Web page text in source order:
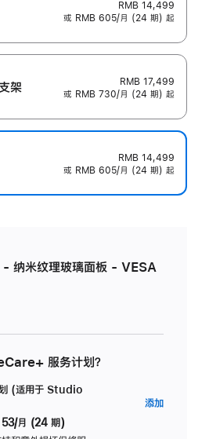
RMB 14,499
或 RMB 605/月 (24 期) 起
架
RMB 17,499
或 RMB 730/月 (24 期) 起
RMB 14,499
或 RMB 605/月 (24 期) 起
米纹理玻璃面板 - VESA
服务计划？
(适用于 Studio
53/月 (24 期)
添加